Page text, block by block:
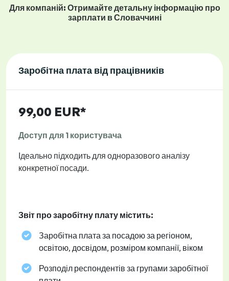
Для компаній: Отримайте детальну інформацію про
зарплати в Словаччині
Заробітна плата від працівників
99,00 EUR*
Доступ для 1 користувача
Ідеально підходить для одноразового аналізу
конкретної посади.
Звіт про заробітну плату містить:
Заробітна плата за посадою за регіоном,
освітою, досвідом, розміром компанії, віком
Розподіл респондентів за групами заробітної